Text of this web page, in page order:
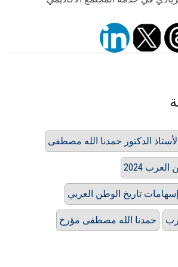
الأستاذ الدكتور حمدنا الله مصطفى
2024
إسهامات تاريخ الوطن العربي
حمدنا الله مصطفى مؤرخ